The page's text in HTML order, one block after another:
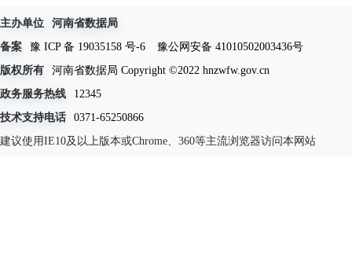
主办单位
河南省数据局
备案
豫 ICP 备 19035158 号-6
豫公网安备 41010502003436号
版权所有
河南省数据局 Copyright ©2022 hnzwfw.gov.cn
政务服务热线
12345
技术支持电话
0371-65250866
建议使用IE10及以上版本或Chrome、360等主流浏览器访问本网站